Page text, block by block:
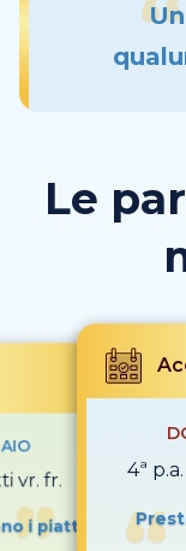
Le
vr. fr.
i piatti
4ª